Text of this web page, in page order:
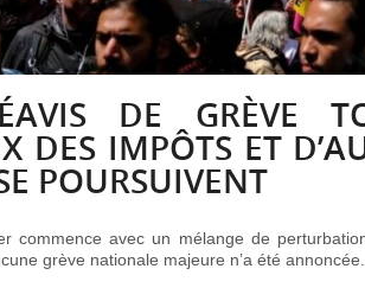
DE GRÈVE
DES IMPÔTS ET
POURSUIVENT
commence avec un mélange de
grève nationale majeure n’a été annoncée.